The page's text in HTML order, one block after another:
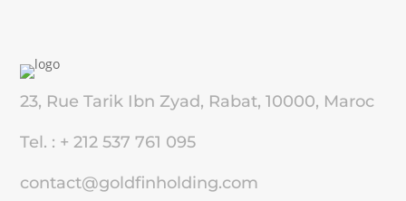
23, Rue Tarik Ibn Zyad, Rabat, 10000, Maroc
Tel. : + 212 537 761 095
contact@goldfinholding.com